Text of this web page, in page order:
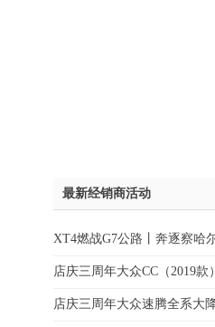
最新经销商活动
XT4燃战G7公路丨奔逐察哈
店庆三周年大众CC（2019款
店庆三周年大众速腾全系大